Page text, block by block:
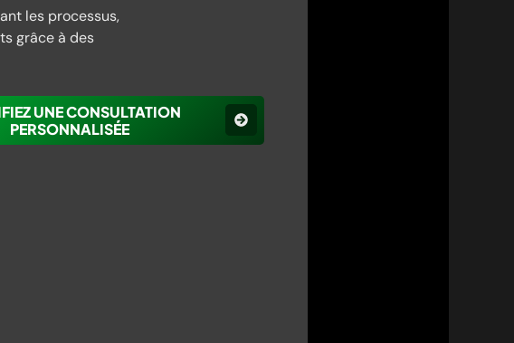
les processus,
grâce à des
UNE CONSULTATION
PERSONNALISÉE